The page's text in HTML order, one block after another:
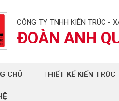
CÔNG TY TNHH KIẾN TRÚC -
ĐOÀN ANH
CHỦ THIẾT KẾ KIẾN TRÚC